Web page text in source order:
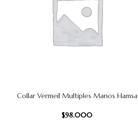
AÑADIR AL CARRITO
Collar Vermeil Multiples Manos Hamsa
$98.000